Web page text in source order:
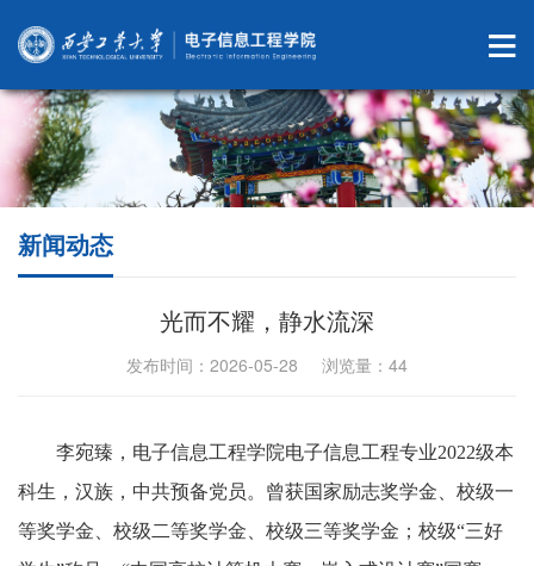
新闻动态
光而不耀，静水流深
发布时间：2026-05-28 浏览量： 44
李宛臻，电子信息工程学院电子信息工程专业2022级本
科生，汉族，中共预备党员。曾获国家励志奖学金、校级一
等奖学金、校级二等奖学金、校级三等奖学金；校级“三好